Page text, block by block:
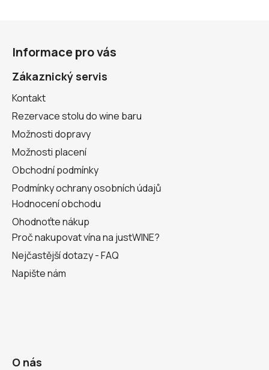
Informace pro vás
Zákaznický servis
Kontakt
Rezervace stolu do wine baru
Možnosti dopravy
Možnosti placení
Obchodní podmínky
Podmínky ochrany osobních údajů
Hodnocení obchodu
Ohodnoťte nákup
Proč nakupovat vína na justWINE?
Nejčastější dotazy - FAQ
Napište nám
O nás